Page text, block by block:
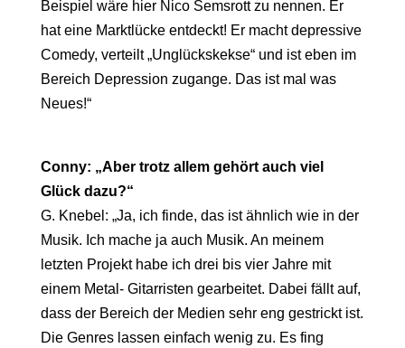
Beispiel wäre hier Nico Semsrott zu nennen. Er
hat eine Marktlücke entdeckt! Er macht depressive
Comedy, verteilt „Unglückskekse“ und ist eben im
Bereich Depression zugange. Das ist mal was
Neues!“
Conny: „Aber trotz allem gehört auch viel
Glück dazu?“
G. Knebel: „Ja, ich finde, das ist ähnlich wie in der
Musik. Ich mache ja auch Musik. An meinem
letzten Projekt habe ich drei bis vier Jahre mit
einem Metal- Gitarristen gearbeitet. Dabei fällt auf,
dass der Bereich der Medien sehr eng gestrickt ist.
Die Genres lassen einfach wenig zu. Es fing